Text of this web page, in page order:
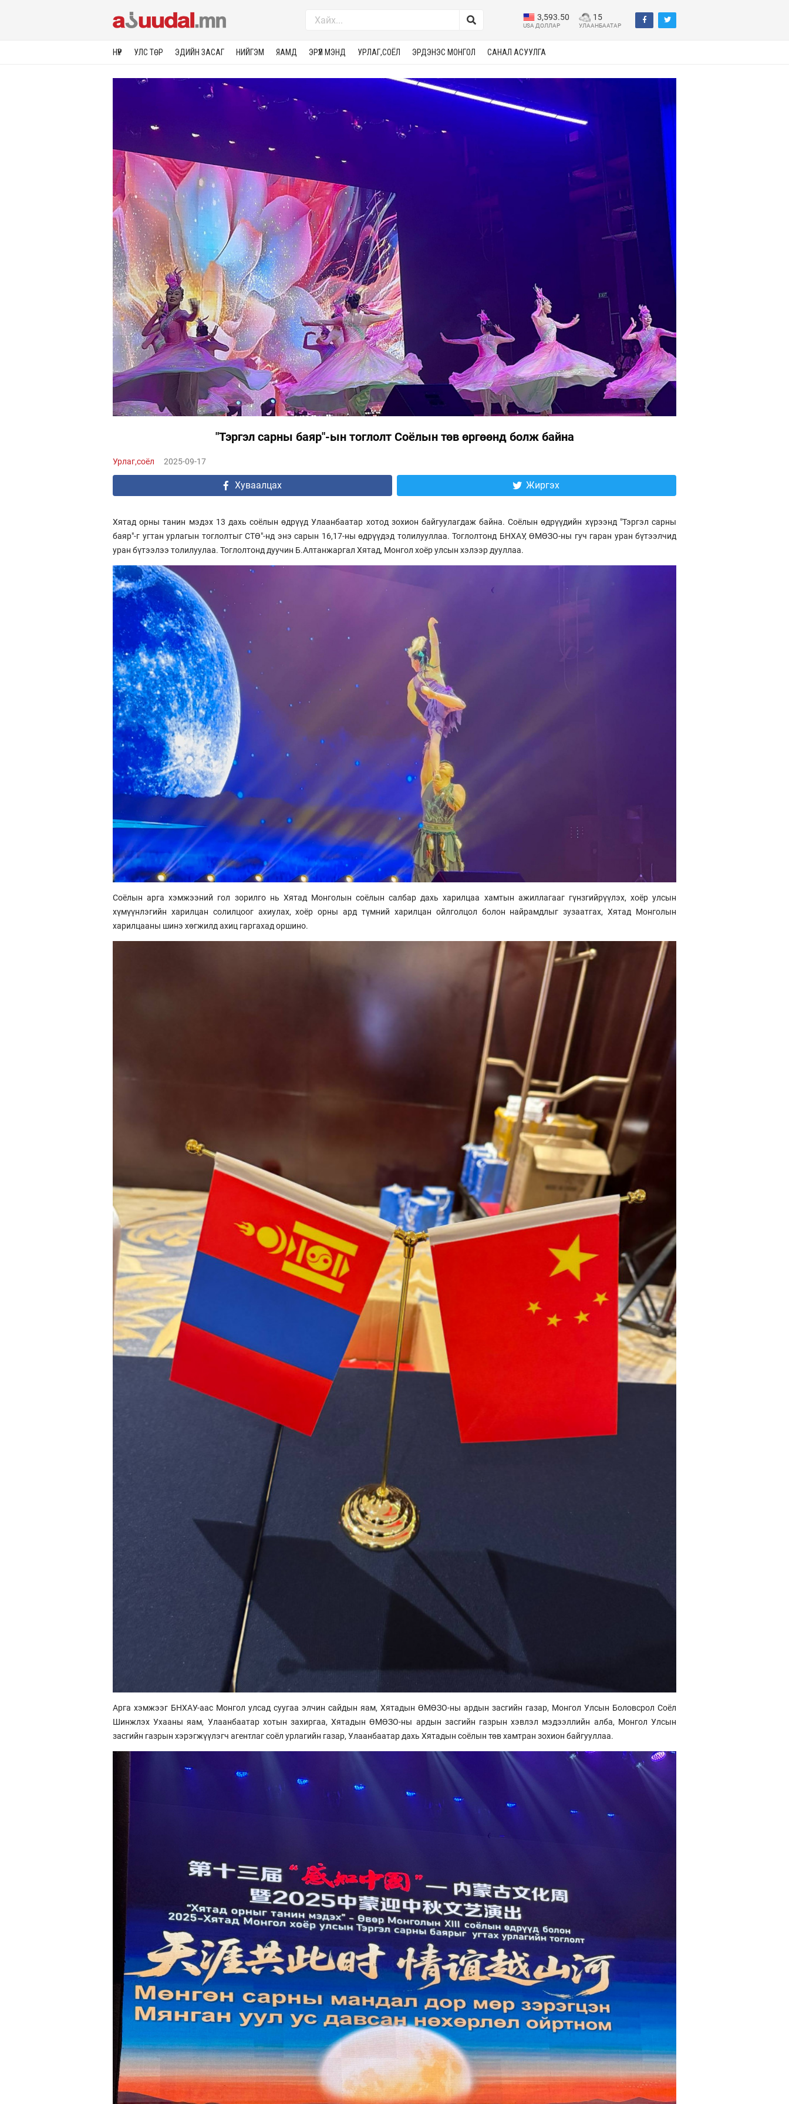
3,593.50
USA ДОЛЛАР
15
УЛААНБААТАР
НҮҮР УЛС ТӨР ЭДИЙН ЗАСАГ НИЙГЭМ ЯАМД ЭРҮҮЛ МЭНД УРЛАГ,СОЁЛ ЭРДЭНЭС МОНГОЛ САНАЛ АСУУЛГА
"Тэргэл сарны баяр"-ын тоглолт Соёлын төв өргөөнд болж байна
Урлаг,соёл 2025-09-17
Хуваалцах Жиргэх
Хятад орны танин мэдэх 13 дахь соёлын өдрүүд Улаанбаатар хотод зохион байгуулагдаж байна. Соёлын өдрүүдийн хүрээнд "Тэргэл сарны
баяр"-г угтан урлагын тоглолтыг СТӨ"-нд энэ сарын 16,17-ны өдрүүдэд толилууллаа. Тоглолтонд БНХАУ, ӨМӨЗО-ны гуч гаран уран бүтээлчид
уран бүтээлээ толилуулаа. Тоглолтонд дуучин Б.Алтанжаргал Хятад, Монгол хоёр улсын хэлээр дууллаа.
Соёлын арга хэмжээний гол зорилго нь Хятад Монголын соёлын салбар дахь харилцаа хамтын ажиллагааг гүнзгийрүүлэх, хоёр улсын
хүмүүнлэгийн харилцан солилцоог ахиулах, хоёр орны ард түмний харилцан ойлголцол болон найрамдлыг зузаатгах, Хятад Монголын
харилцааны шинэ хөгжилд ахиц гаргахад оршино.
Арга хэмжээг БНХАУ-аас Монгол улсад суугаа элчин сайдын яам, Хятадын ӨМӨЗО-ны ардын засгийн газар, Монгол Улсын Боловсрол Соёл
Шинжлэх Ухааны яам, Улаанбаатар хотын захиргаа, Хятадын ӨМӨЗО-ны ардын засгийн газрын хэвлэл мэдээллийн алба, Монгол Улсын
засгийн газрын хэрэгжүүлэгч агентлаг соёл урлагийн газар, Улаанбаатар дахь Хятадын соёлын төв хамтран зохион байгууллаа.